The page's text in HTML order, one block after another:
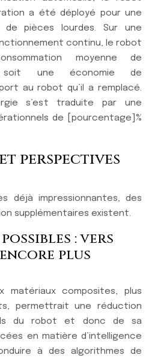
a été déployé pour une
pièces lourdes. Sur une
continu, le robot
moyenne de
soit une économie de
au robot qu’il a remplacé.
s’est traduite par une
de [pourcentage]%
perspectives
déjà impressionnantes, des
supplémentaires existent.
: vers
plus
matériaux composites, plus
permettrait une réduction
du robot et donc de sa
en matière d’intelligence
à des algorithmes de